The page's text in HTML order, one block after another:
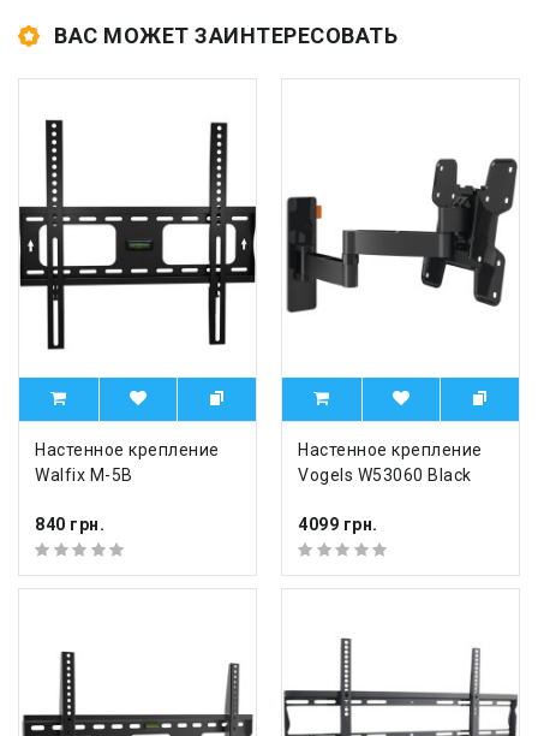
ВАС МОЖЕТ ЗАИНТЕРЕСОВАТЬ
Настенное крепление
Walfix M-5B
840 грн.
Настенное крепление
Vogels W53060 Black
4099 грн.